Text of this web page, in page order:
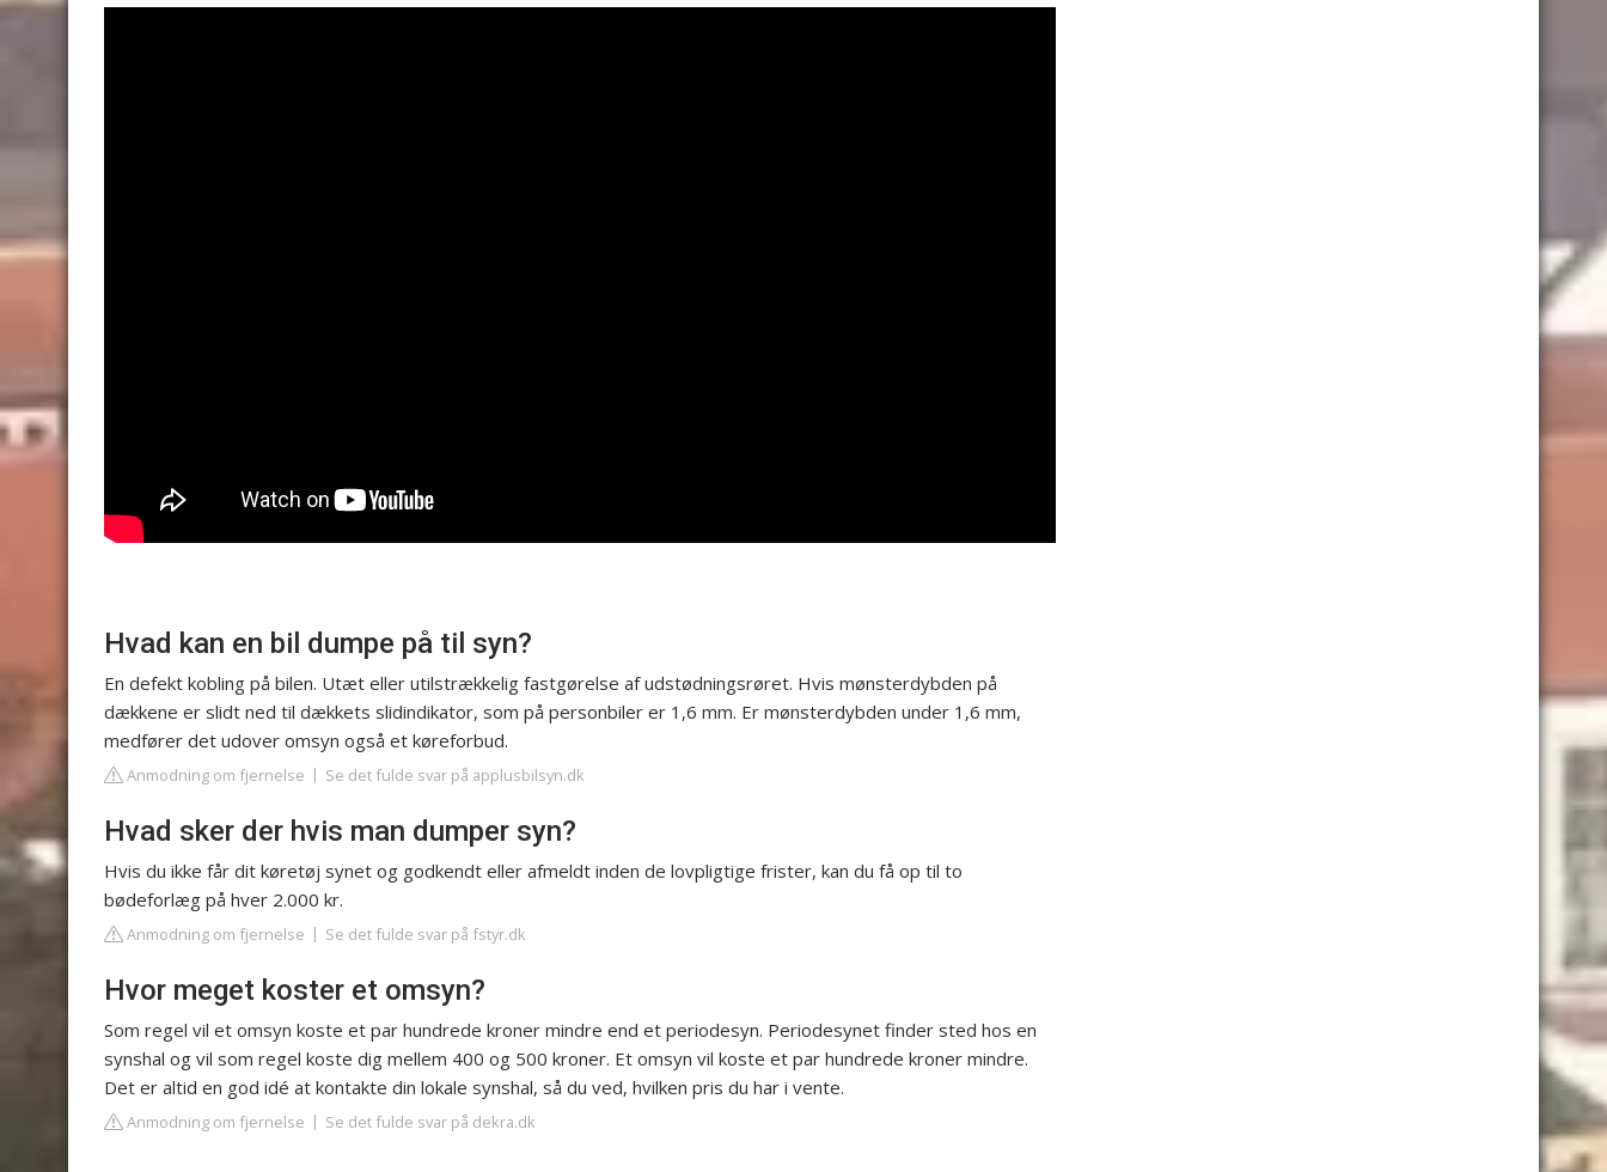
Hvad kan en bil dumpe på til syn?
En defekt kobling på bilen. Utæt eller utilstrækkelig fastgørelse af udstødningsrøret. Hvis mønsterdybden på
dækkene er slidt ned til dækkets slidindikator, som på personbiler er 1,6 mm. Er mønsterdybden under 1,6 mm,
medfører det udover omsyn også et køreforbud.
Anmodning om fjernelse Se det fulde svar på applusbilsyn.dk
Hvad sker der hvis man dumper syn?
Hvis du ikke får dit køretøj synet og godkendt eller afmeldt inden de lovpligtige frister, kan du få op til to
bødeforlæg på hver 2.000 kr.
Anmodning om fjernelse Se det fulde svar på fstyr.dk
Hvor meget koster et omsyn?
Som regel vil et omsyn koste et par hundrede kroner mindre end et periodesyn. Periodesynet finder sted hos en
synshal og vil som regel koste dig mellem 400 og 500 kroner. Et omsyn vil koste et par hundrede kroner mindre.
Det er altid en god idé at kontakte din lokale synshal, så du ved, hvilken pris du har i vente.
Anmodning om fjernelse Se det fulde svar på dekra.dk